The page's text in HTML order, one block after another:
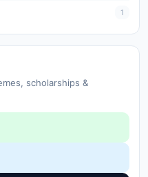
1
scholarships &